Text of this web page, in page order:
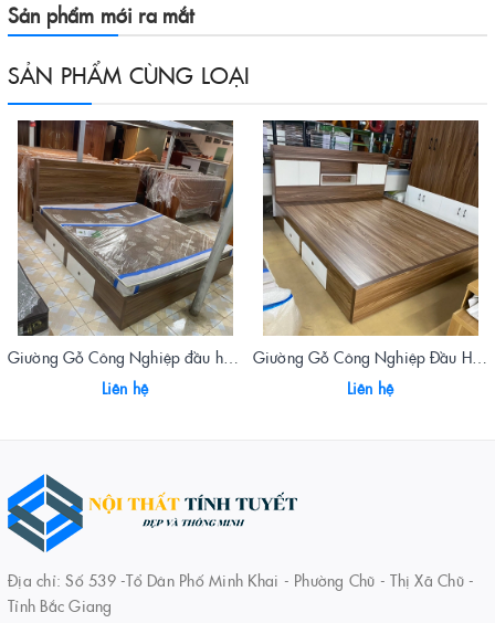
Sản phẩm mới ra mắt
SẢN PHẨM CÙNG LOẠI
Giường Gỗ Công Nghiệp đầu hộp màu óc chó
Liên hệ
Giường Gỗ Công Nghiệp Đầu Hộp Óc Chó Có Cánh Mở
Liên hệ
Địa chỉ: Số 539 -Tổ Dân Phố Minh Khai - Phường Chũ - Thị Xã Chũ -
Tỉnh Bắc Giang